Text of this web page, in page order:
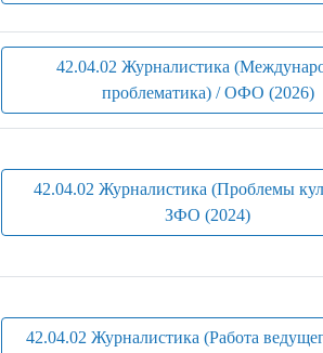
42.04.02 Журналистика
проблематика) / ОФО (2026)
42.04.02 Журналистика (Проблемы
ЗФО (2024)
42.04.02 Журналистика (Работа